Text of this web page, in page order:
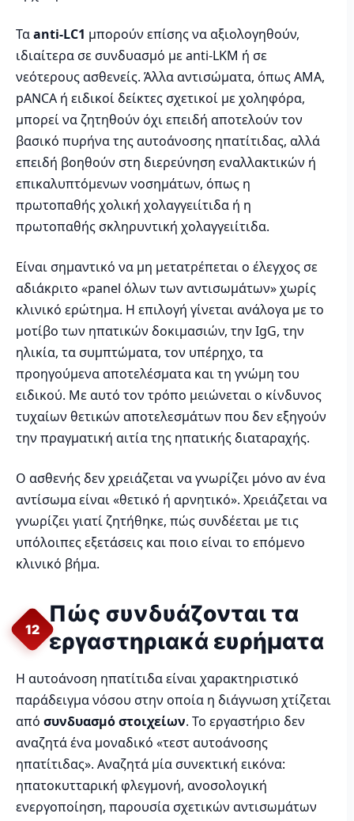
Ταanti-LC1 μπορούν επίσης να αξιολογηθούν,
ιδιαίτερα σε συνδυασμό με anti-LKM ή σε
νεότερους ασθενείς. Άλλα αντισώματα, όπως AMA,
pANCA ή ειδικοί δείκτες σχετικοί με χοληφόρα,
μπορεί να ζητηθούν όχι επειδή αποτελούν τον
βασικό πυρήνα της αυτοάνοσης ηπατίτιδας, αλλά
επειδή βοηθούν στη διερεύνηση εναλλακτικών ή
επικαλυπτόμενων νοσημάτων, όπως η
πρωτοπαθής χολική χολαγγειίτιδα ή η
πρωτοπαθής σκληρυντική χολαγγειίτιδα.
Είναι σημαντικό να μη μετατρέπεται ο έλεγχος σε
αδιάκριτο «panel όλων των αντισωμάτων» χωρίς
κλινικό ερώτημα. Η επιλογή γίνεται ανάλογα με το
μοτίβο των ηπατικών δοκιμασιών, την IgG, την
ηλικία, τα συμπτώματα, τον υπέρηχο, τα
προηγούμενα αποτελέσματα και τη γνώμη του
ειδικού. Με αυτό τον τρόπο μειώνεται ο κίνδυνος
τυχαίων θετικών αποτελεσμάτων που δεν εξηγούν
την πραγματική αιτία της ηπατικής διαταραχής.
Ο ασθενής δεν χρειάζεται να γνωρίζει μόνο αν ένα
αντίσωμα είναι «θετικό ή αρνητικό». Χρειάζεται να
γνωρίζει γιατί ζητήθηκε, πώς συνδέεται με τις
υπόλοιπες εξετάσεις και ποιο είναι το επόμενο
κλινικό βήμα.
12
Πώς συνδυάζονται τα
εργαστηριακά ευρήματα
Η αυτοάνοση ηπατίτιδα είναι χαρακτηριστικό
παράδειγμα νόσου στην οποία η διάγνωση χτίζεται
από συνδυασμό στοιχείων. Το εργαστήριο δεν
αναζητά ένα μοναδικό «τεστ αυτοάνοσης
ηπατίτιδας». Αναζητά μία συνεκτική εικόνα:
ηπατοκυτταρική φλεγμονή, ανοσολογική
ενεργοποίηση, παρουσία σχετικών αντισωμάτων